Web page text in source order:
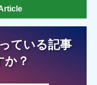
ている記事
か？